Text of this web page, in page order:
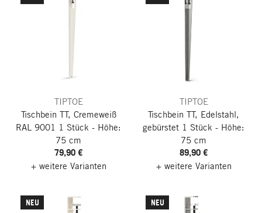
TIPTOE
Tischbein TT, Cremeweiß
RAL 9001 1 Stück - Höhe:
75 cm
79,90 €
+ weitere Varianten
TIPTOE
Tischbein TT, Edelstahl,
gebürstet 1 Stück - Höhe:
75 cm
89,90 €
+ weitere Varianten
NEU NEU